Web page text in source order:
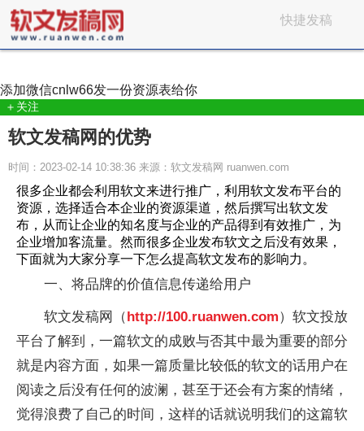
快捷发稿
添加微信cnlw66发一份资源表给你
＋关注
软文发稿网的优势
时间：2023-02-14 10:38:36 来源：软文发稿网 ruanwen.com
很多企业都会利用软文来进行推广，利用软文发布平台的
资源，选择适合本企业的资源渠道，然后撰写出软文发
布，从而让企业的知名度与企业的产品得到有效推广，为
企业增加客流量。然而很多企业发布软文之后没有效果，
下面就为大家分享一下怎么提高软文发布的影响力。
一、将品牌的价值信息传递给用户
软文发稿网（http://100.ruanwen.com）软文投放
平台了解到，一篇软文的成败与否其中最为重要的部分
就是内容方面，如果一篇质量比较低的软文的话用户在
阅读之后没有任何的波澜，甚至于还会有方案的情绪，
觉得浪费了自己的时间，这样的话就说明我们的这篇软